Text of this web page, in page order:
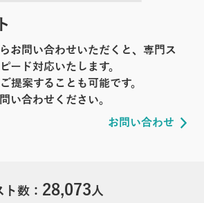
お問い合わせいただくと、専門ス
ード対応いたします。
提案することも可能です。
い合わせください。
お問い合わせ
数： 28,073人